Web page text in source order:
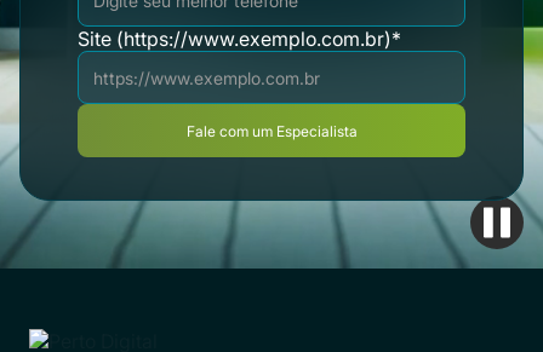
Site (https://www.exemplo.com.br)*